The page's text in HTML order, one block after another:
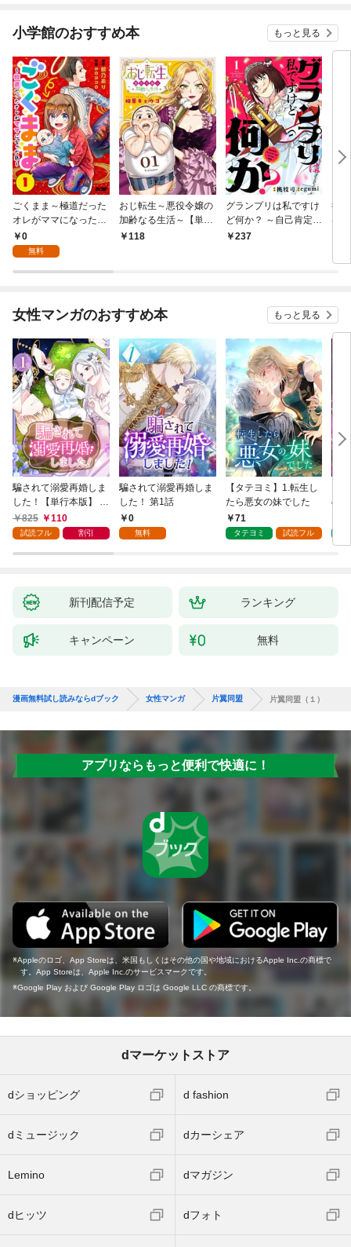
小学館のおすすめ本 もっと見る
ごくまま～極道だった
オレがママになった話
～【単話】（１）
0
無料
おじ転生～悪役令嬢の
加齢なる生活～【単
話】（１）
118
グランプリは私ですけ
ど何か？ ～自己肯定モ
ンスターのミスコン無
237
後
は
女性マンガのおすすめ本 もっと見る
騙されて溺愛再婚しま
した！【単行本版】 1
巻825 110
試読フル 割引
騙されて溺愛再婚しま
した！ 第1話
0
無料
【タテヨミ】1.転生し
たら悪女の妹でした
71
タテヨミ 試読フル
の
新刊配信予定 ランキング
キャンペーン 無料
漫画無料試し読みならdブック 女性マンガ 片翼同盟 片翼同盟（１）
アプリならもっと便利で快適に！
Appleのロゴ、App Storeは、米国もしくはその他の国や地域におけるApple Inc.の商標で
す。App Storeは、Apple Inc.のサービスマークです。
Google Play および Google Play ロゴは Google LLC の商標です。
dマーケットストア
dショッピング d fashion
dミュージック dカーシェア
Lemino dマガジン
dヒッツ dフォト